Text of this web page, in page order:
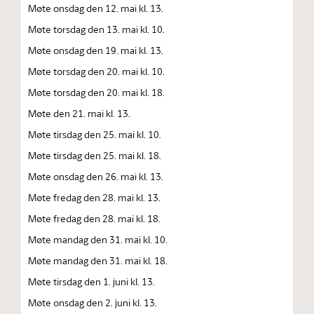
Møte onsdag den 12. mai kl. 13.
Møte torsdag den 13. mai kl. 10.
Møte onsdag den 19. mai kl. 13.
Møte torsdag den 20. mai kl. 10.
Møte torsdag den 20. mai kl. 18.
Møte den 21. mai kl. 13.
Møte tirsdag den 25. mai kl. 10.
Møte tirsdag den 25. mai kl. 18.
Møte onsdag den 26. mai kl. 13.
Møte fredag den 28. mai kl. 13.
Møte fredag den 28. mai kl. 18.
Møte mandag den 31. mai kl. 10.
Møte mandag den 31. mai kl. 18.
Møte tirsdag den 1. juni kl. 13.
Møte onsdag den 2. juni kl. 13.